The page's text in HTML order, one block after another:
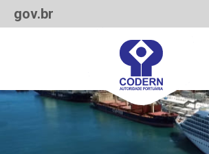
gov.br